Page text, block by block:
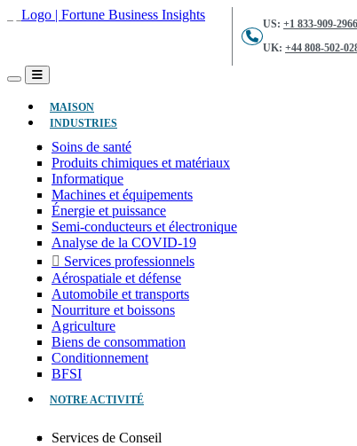
US: +1 833-909-
UK: +44 808-502-
MAISON(ACTUEL)
INDUSTRIES
Soins de santé
Produits chimiques et matériaux
Informatique
Machines et équipements
Énergie et puissance
Semi-conducteurs et électronique
Analyse de la COVID-19
Services professionnels
Aérospatiale et défense
Automobile et transports
Nourriture et boissons
Agriculture
Biens de consommation
Conditionnement
BFSI
NOTRE ACTIVITÉ
Services de Conseil